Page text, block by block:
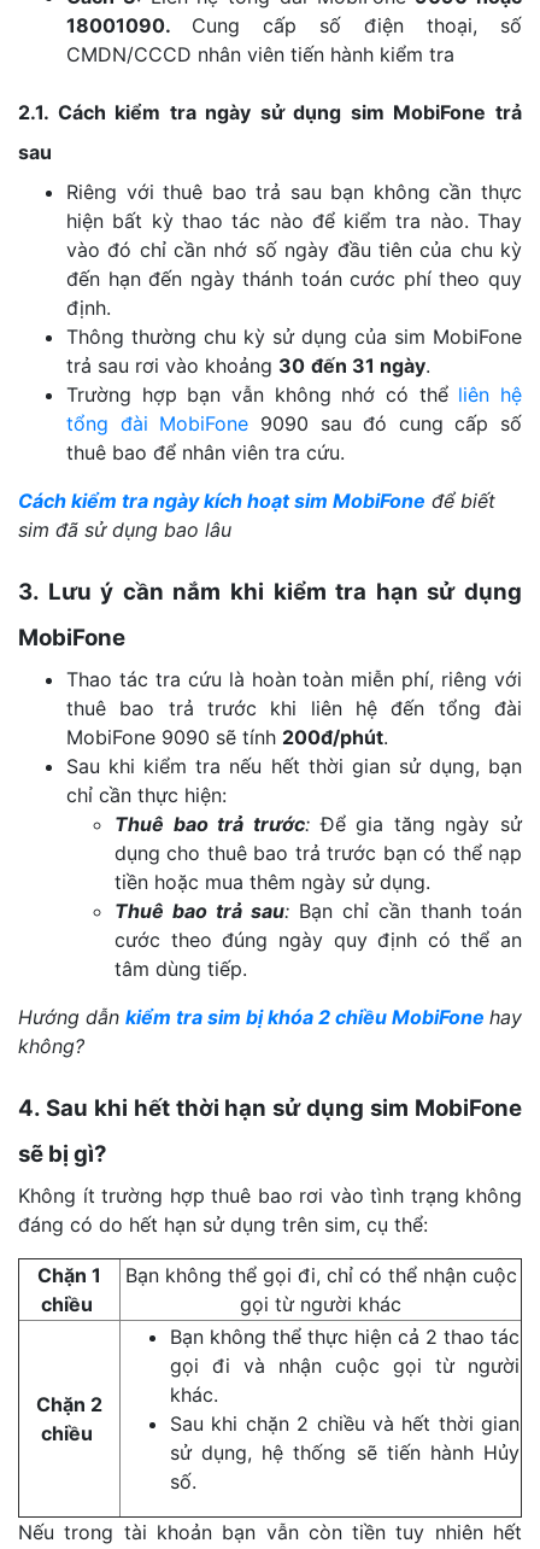
18001090. Cung cấp số điện thoại, số
CMDN/CCCD nhân viên tiến hành kiểm tra
2.1. Cách kiểm tra ngày sử dụng sim MobiFone trả
sau
Riêng với thuê bao trả sau bạn không cần thực
hiện bất kỳ thao tác nào để kiểm tra nào. Thay
vào đó chỉ cần nhớ số ngày đầu tiên của chu kỳ
đến hạn đến ngày thánh toán cước phí theo quy
định.
Thông thường chu kỳ sử dụng của sim MobiFone
trả sau rơi vào khoảng 30 đến 31 ngày.
Trường hợp bạn vẫn không nhớ có thể liên hệ
tổng đài MobiFone 9090 sau đó cung cấp số
thuê bao để nhân viên tra cứu.
Cách kiểm tra ngày kích hoạt sim MobiFone để biết
sim đã sử dụng bao lâu
3. Lưu ý cần nắm khi kiểm tra hạn sử dụng
MobiFone
Thao tác tra cứu là hoàn toàn miễn phí, riêng với
thuê bao trả trước khi liên hệ đến tổng đài
MobiFone 9090 sẽ tính 200đ/phút.
Sau khi kiểm tra nếu hết thời gian sử dụng, bạn
chỉ cần thực hiện:
Thuê bao trả trước:Để gia tăng ngày sử
dụng cho thuê bao trả trước bạn có thể nạp
tiền hoặc mua thêm ngày sử dụng.
Thuê bao trả sau: Bạn chỉ cần thanh toán
cước theo đúng ngày quy định có thể an
tâm dùng tiếp.
Hướng dẫn kiểm tra sim bị khóa 2 chiều MobiFone hay
không?
4. Sau khi hết thời hạn sử dụng sim MobiFone
sẽ bị gì?
Không ít trường hợp thuê bao rơi vào tình trạng không
đáng có do hết hạn sử dụng trên sim, cụ thể:
Chặn 1
chiều
Bạn không thể gọi đi, chỉ có thể nhận cuộc
gọi từ người khác
Chặn 2
chiều
Bạn không thể thực hiện cả 2 thao tác
gọi đi và nhận cuộc gọi từ người
khác.
Sau khi chặn 2 chiều và hết thời gian
sử dụng, hệ thống sẽ tiến hành Hủy
số.
Nếu trong tài khoản bạn vẫn còn tiền tuy nhiên hết